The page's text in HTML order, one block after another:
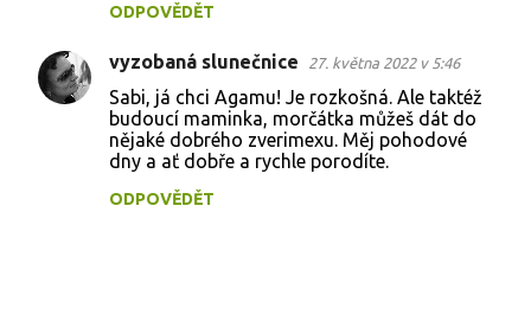
n
t
ODPOVĚDĚT
vyzobaná slunečnice 27. května 2022 v 5:46
Sabi, já chci Agamu! Je rozkošná. Ale taktéž
budoucí maminka, morčátka můžeš dát do
nějaké dobrého zverimexu. Měj pohodové
dny a ať dobře a rychle porodíte.
ODPOVĚDĚT